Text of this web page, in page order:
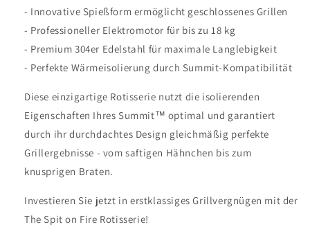
- Innovative Spießform ermöglicht geschlossenes Grillen
- Professioneller Elektromotor für bis zu 18 kg
- Premium 304er Edelstahl für maximale Langlebigkeit
- Perfekte Wärmeisolierung durch Summit-Kompatibilität
Diese einzigartige Rotisserie nutzt die isolierenden
Eigenschaften Ihres Summit™ optimal und garantiert
durch ihr durchdachtes Design gleichmäßig perfekte
Grillergebnisse - vom saftigen Hähnchen bis zum
knusprigen Braten.
Investieren Sie jetzt in erstklassiges Grillvergnügen mit der
The Spit on Fire Rotisserie!